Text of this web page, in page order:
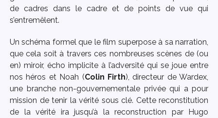
de cadres dans le cadre et de points de vue qui
s’entremêlent.
Un schéma formel que le film superpose à sa narration,
que cela soit à travers ces nombreuses scènes de (ou
en) miroir, écho implicite à l’adversité qui se joue entre
nos héros et Noah (Colin Firth), directeur de Wardex,
une branche non-gouvernementale privée qui a pour
mission de tenir la vérité sous clé. Cette reconstitution
de la vérité ira jusqu’à la reconstruction par Hugo